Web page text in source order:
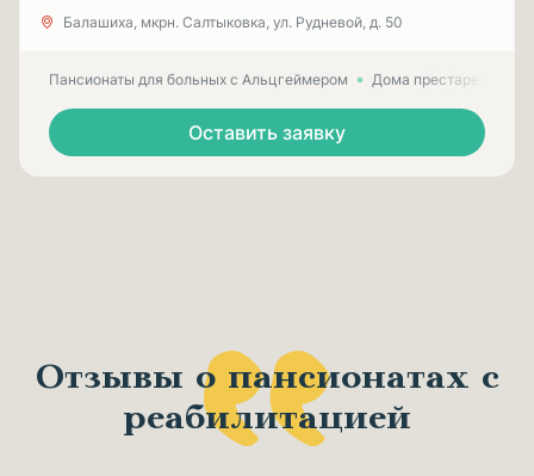
Балашиха, мкрн. Салтыковка, ул. Рудневой, д. 50
Пансионаты для больных с Альцгеймером Дома престарелых
Оставить заявку
Отзывы о пансионатах с
реабилитацией